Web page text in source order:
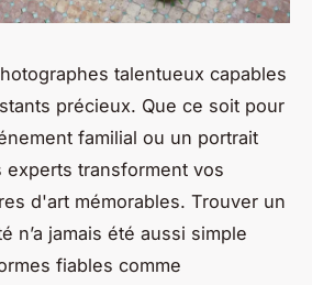
talentueux capables
précieux. Que ce soit pour
familial ou un portrait
transforment vos
d'art mémorables. Trouver un
n’a jamais été aussi simple
fiables comme